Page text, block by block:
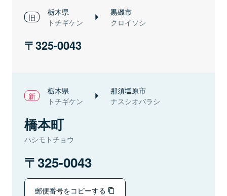
栃木県
トチギケン
黒磯市
クロイソシ
325-0043
栃木県
トチギケン
那須塩原市
ナスシオバラシ
橋本町
ハシモトチョウ
325-0043
郵便番号をコピーする